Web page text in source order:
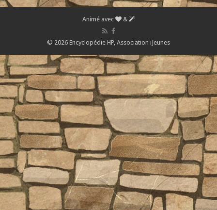
Animé avec &
© 2026 Encyclopédie HP, Association iJeunes